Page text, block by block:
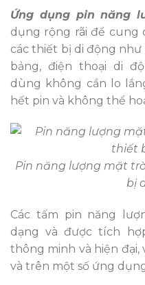
Ứng dụng pin năng
dụng rộng rãi để cung
các thiết bị di động
bảng, điện thoại di
dùng không cần lo
hết pin và không thể
Pin năng lượng mặt
bị
Các tấm pin năng
dạng và được tích
thông minh và hiện
và trên một số ứng